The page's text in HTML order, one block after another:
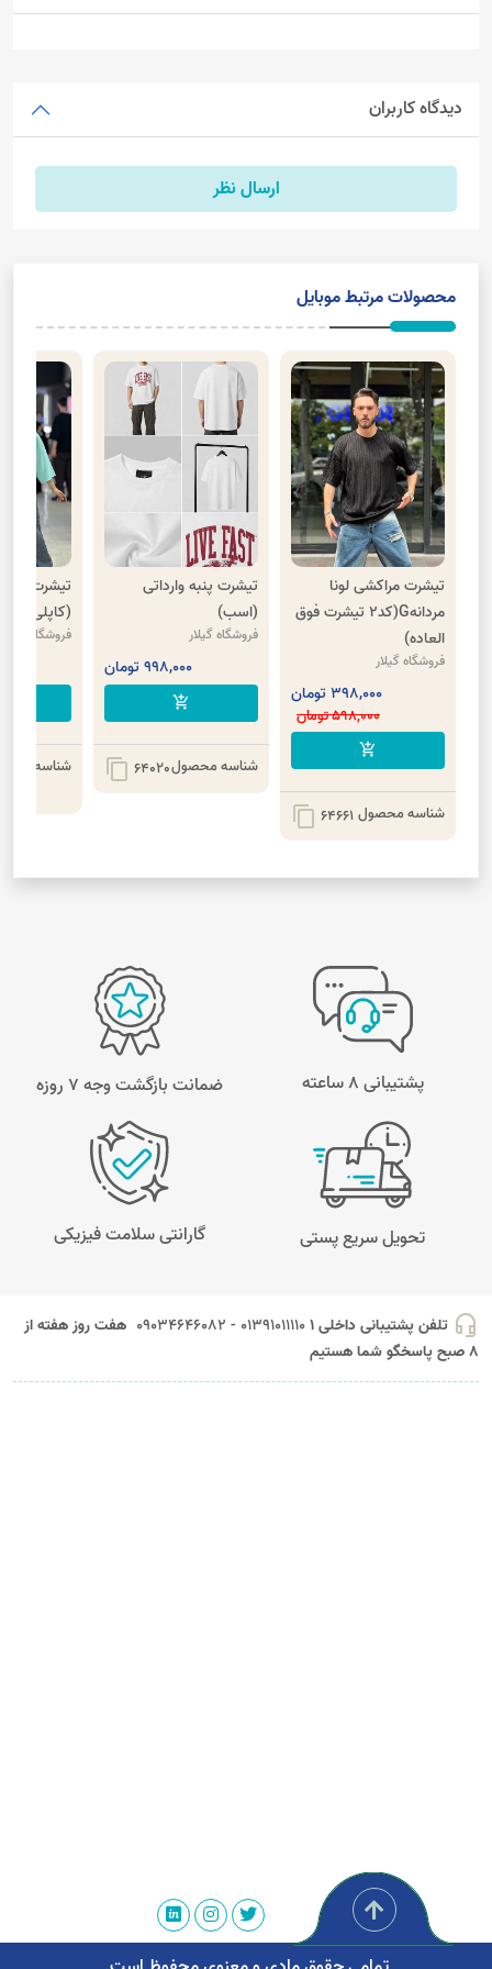
دیدگاه کاربران
ارسال نظر
محصولات مرتبط موبایل
تیشرت مراکشی لونا
مردانهG(کد2 تیشرت فوق
العاده)
فروشگاه گیلار
398,000 تومان
598,000 تومان
add_shopping_cart
شناسه محصول64661
content_copy
تیشرت پنبه وارداتی
(اسب)
فروشگاه گیلار
998,000 تومان
add_shopping_cart
شناسه محصول64020
content_copy
تیشرت
(کاپلی)
فروشگاه گیلار
شناسه
پشتیبانی 8 ساعته ضمانت بازگشت وجه ۷ روزه
تحویل سریع پستی گارانتی سلامت فیزیکی
headset_mic تلفن پشتیبانی داخلی 1 01391011110 - 09034646082
هفت روز هفته از
8 صبح پاسخگو شما هستیم